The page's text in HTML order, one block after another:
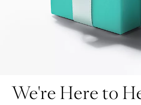
We're Here to